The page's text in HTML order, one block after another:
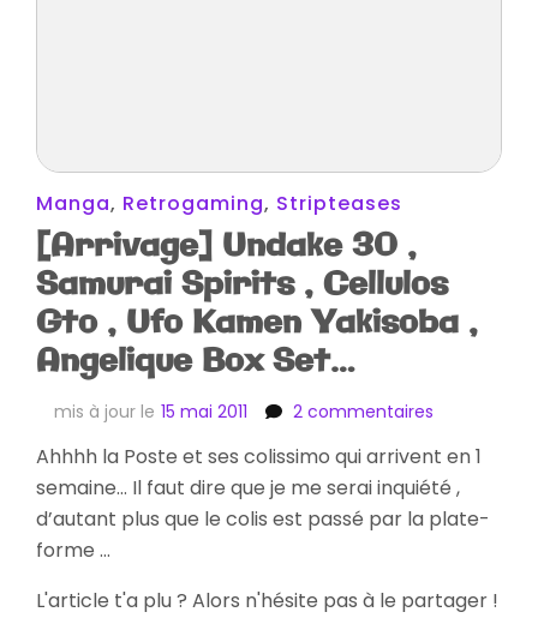
Manga, Retrogaming, Stripteases
[Arrivage] Undake 30 ,
Samurai Spirits , Cellulos
Gto , Ufo Kamen Yakisoba ,
Angelique Box Set…
mis à jour le 15 mai 2011 2 commentaires
Undake
30
,
Samurai
Cellulos
Ahhhh la Poste et ses colissimo qui arrivent en 1
semaine… Il faut dire que je me serai inquiété ,
d’autant plus que le colis est passé par la plate-
forme …
L'article t'a plu ? Alors n'hésite pas à le partager !